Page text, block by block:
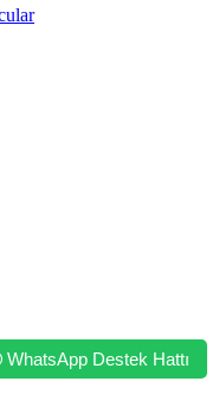
WhatsApp Destek Hattı